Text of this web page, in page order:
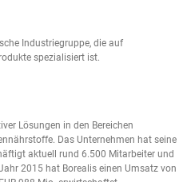
Industriegruppe, die auf
spezialisiert ist.
Lösungen in den Bereichen
Das Unternehmen hat seine
aktuell rund 6.500 Mitarbeiter und
2015 hat Borealis einen Umsatz von